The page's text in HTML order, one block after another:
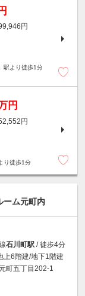
円
駅より徒歩1分
円
円
徒歩1分
ム元町内
石川町駅 / 徒歩4分
上6階建/地下1階建
町五丁目202-1